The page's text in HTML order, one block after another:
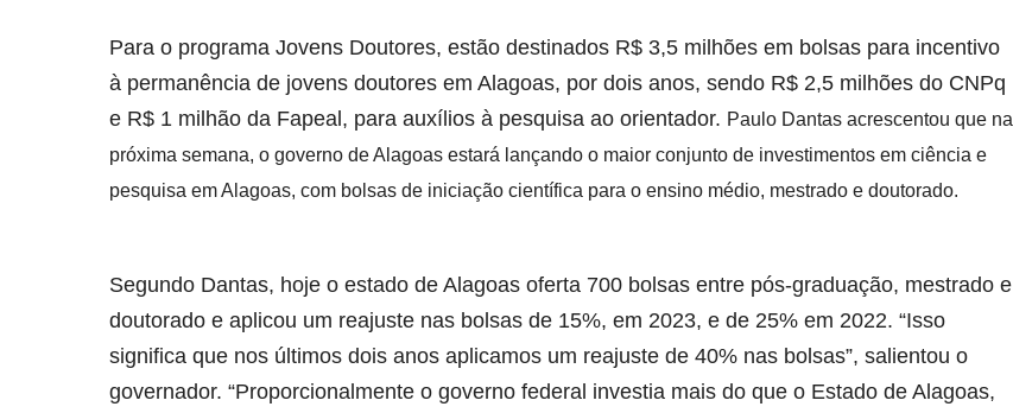
Para o programa Jovens Doutores, estão destinados R$ 3,5 milhões em bolsas para incentivo
à permanência de jovens doutores em Alagoas, por dois anos, sendo R$ 2,5 milhões do CNPq
e R$ 1 milhão da Fapeal, para auxílios à pesquisa ao orientador. Paulo Dantas acrescentou que na
próxima semana, o governo de Alagoas estará lançando o maior conjunto de investimentos em ciência e
pesquisa em Alagoas, com bolsas de iniciação científica para o ensino médio, mestrado e doutorado.
Segundo Dantas, hoje o estado de Alagoas oferta 700 bolsas entre pós-graduação, mestrado e
doutorado e aplicou um reajuste nas bolsas de 15%, em 2023, e de 25% em 2022. “Isso
significa que nos últimos dois anos aplicamos um reajuste de 40% nas bolsas”, salientou o
governador. “Proporcionalmente o governo federal investia mais do que o Estado de Alagoas,